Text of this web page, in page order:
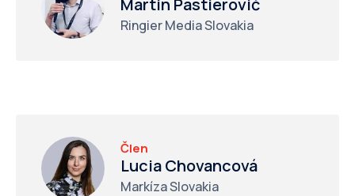
Ringier Media Slovakia
Člen
Lucia Chovancová
Markíza Slovakia